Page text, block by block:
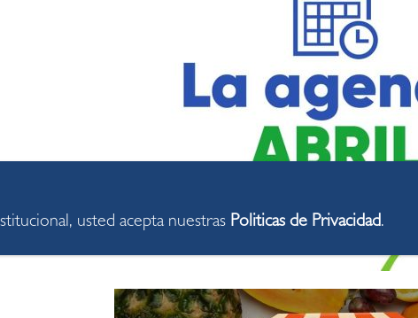
usted acepta nuestras Politicas de Privacidad.